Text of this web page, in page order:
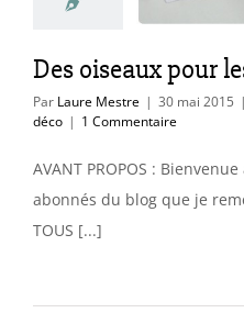
Des oiseaux pour
Par Laure Mestre | 30 mai 2015 |
déco | 1 Commentaire
AVANT PROPOS :
abonnés du blog que je
TOUS [...]